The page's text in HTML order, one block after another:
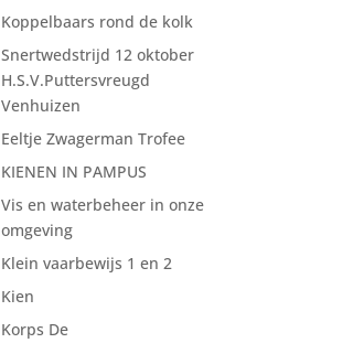
Koppelbaars rond de kolk
Snertwedstrijd 12 oktober
H.S.V.Puttersvreugd
Venhuizen
Eeltje Zwagerman Trofee
KIENEN IN PAMPUS
Vis en waterbeheer in onze
omgeving
Klein vaarbewijs 1 en 2
Kien
Korps De